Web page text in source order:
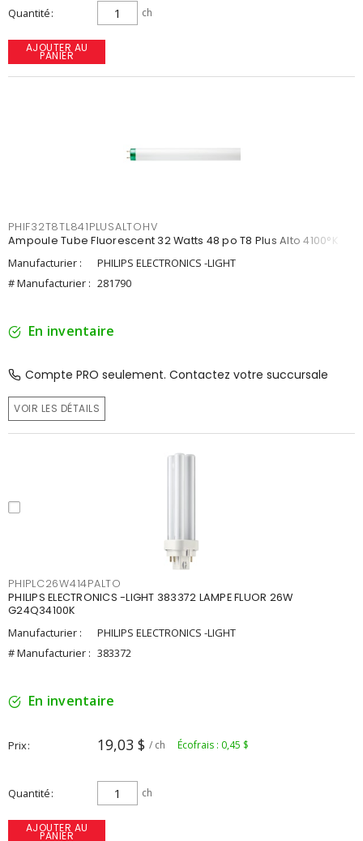
Quantité ch
AJOUTER AU
PANIER
PHIF32T8TL841PLUSALTOHV
Ampoule Tube Fluorescent 32 Watts 48 po T8 Plus Alto 4100°K
Manufacturier :
PHILIPS ELECTRONICS -LIGHT
# Manufacturier : 281790
En inventaire
Compte PRO seulement. Contactez votre succursale
VOIR LES DÉTAILS
PHIPLC26W414PALTO
PHILIPS ELECTRONICS -LIGHT 383372 LAMPE FLUOR 26W
G24Q34100K
Manufacturier :
PHILIPS ELECTRONICS -LIGHT
# Manufacturier : 383372
En inventaire
Prix 19,03 $ / ch Écofrais : 0,45 $
Quantité ch
AJOUTER AU
PANIER